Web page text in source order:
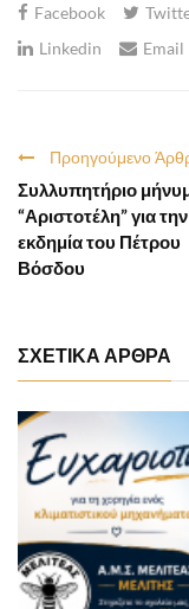
Facebook
Linkedin
Email
Προηγούμενο
Συλλυπητήριο
“Αριστοτέλη” για την
εκδημία του Πέτρου
Βόσδου
ΣΧΕΤΙΚΑ ΑΡΘΡΑ